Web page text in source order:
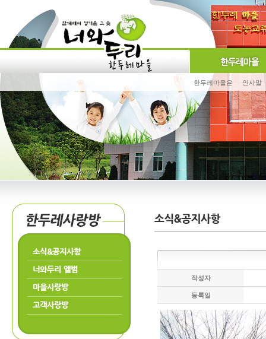
한두레마을은 인사말
소식&공지사항
너와두리 앨범
마을사랑방
고객사랑방
작성자
등록일